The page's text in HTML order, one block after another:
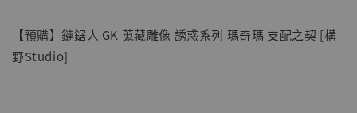
【預購】鏈鋸人 GK 蒐藏雕像 誘惑系列 瑪奇瑪 支配之契 [構
野Studio]